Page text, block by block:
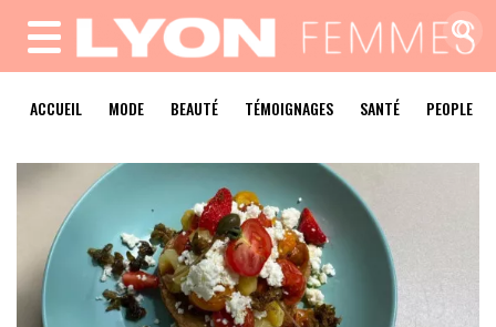
MENU
ACCUEIL MODE BEAUTÉ TÉMOIGNAGES SANTÉ PEOPLE